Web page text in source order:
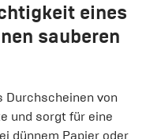
eines
sauberen
Durchscheinen von
und sorgt für eine
dünnem Papier oder